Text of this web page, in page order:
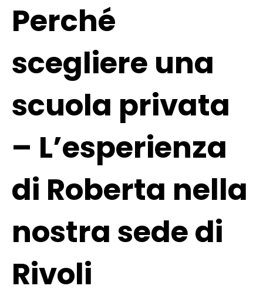
Perché
scegliere una
scuola privata
– L’esperienza
di Roberta nella
nostra sede di
Rivoli